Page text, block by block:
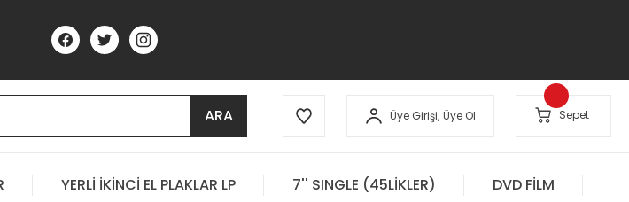
ARA Üye Girişi, Üye Ol Sepet
YERLİ İKİNCİ EL PLAKLAR LP 7'' SINGLE (45LİKLER) DVD FİLM